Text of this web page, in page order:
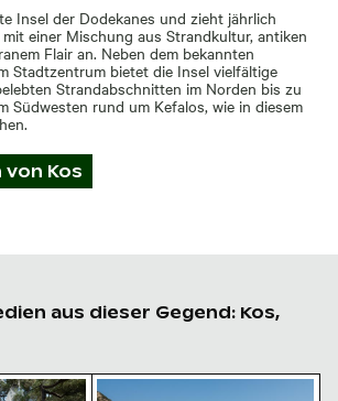
Insel der Dodekanes und zieht jährlich
einer Mischung aus Strandkultur, antiken
Flair an. Neben dem bekannten
Stadtzentrum bietet die Insel vielfältige
Strandabschnitten im Norden bis zu
Südwesten rund um Kefalos, wie in diesem
von Kos
aus dieser Gegend: Kos,
Pfau im Plaka-Wald
Felsige Küste am Paradise